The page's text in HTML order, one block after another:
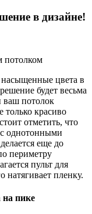
в дизайне!
потолком
насыщенные цвета в
будет весьма
ваш потолок
только красиво
отметить, что
с однотонными
еще до
периметру
пульт для
натягивает пленку.
пике